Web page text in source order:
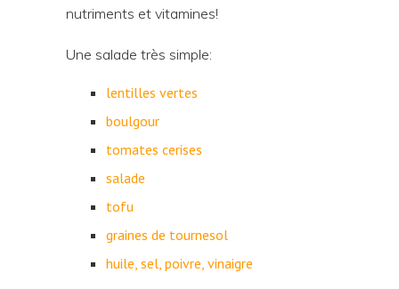
nutriments et vitamines!
Une salade très simple:
lentilles vertes
boulgour
tomates cerises
salade
tofu
graines de tournesol
huile, sel, poivre, vinaigre